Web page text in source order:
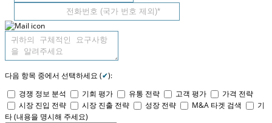
다음 항목 중에서 선택하세요 (✔):
경쟁 정보 분석
기회 평가 유통 전략 고객 평가
가격 전략
시장 진입 전략
시장 진출 전략 성장 전략 M&A 타겟 검색
기
타 (내용을 명시해 주세요)